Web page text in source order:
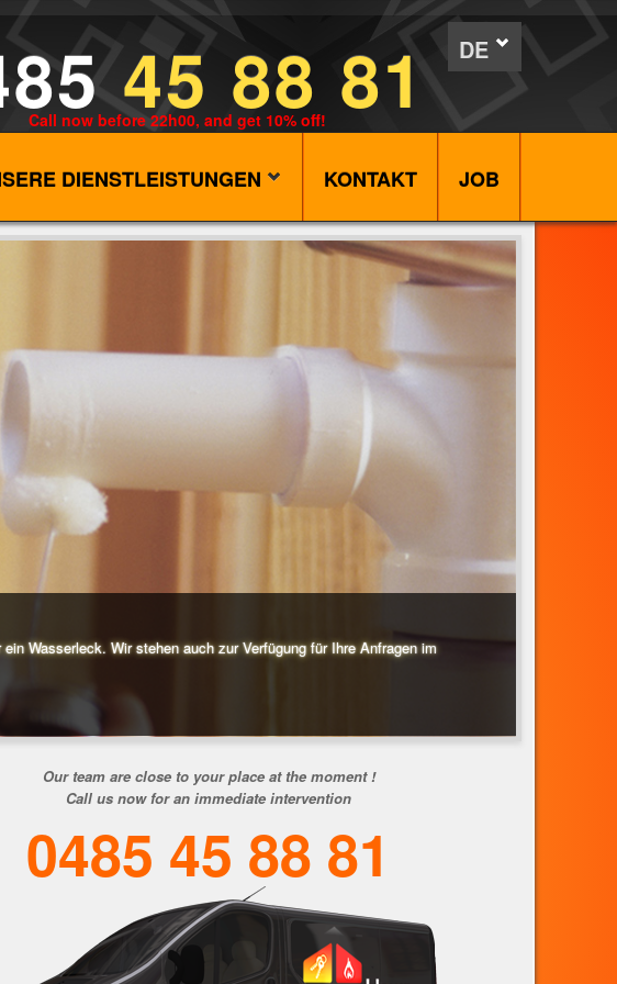
DE
45 88 81
Call now before 22h00, and get 10% off!
DIENSTLEISTUNGEN KONTAKT JOB
Wasserleck. Wir stehen auch zur Verfügung für Ihre Anfragen im
Our team are close to your place at the moment !
Call us now for an immediate intervention
0485 45 88 81